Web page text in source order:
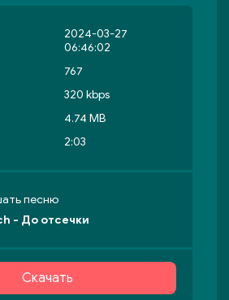
2024-03-27
06:46:02
767
320 kbps
4.74 MB
2:03
песню
- До отсечки
Скачать